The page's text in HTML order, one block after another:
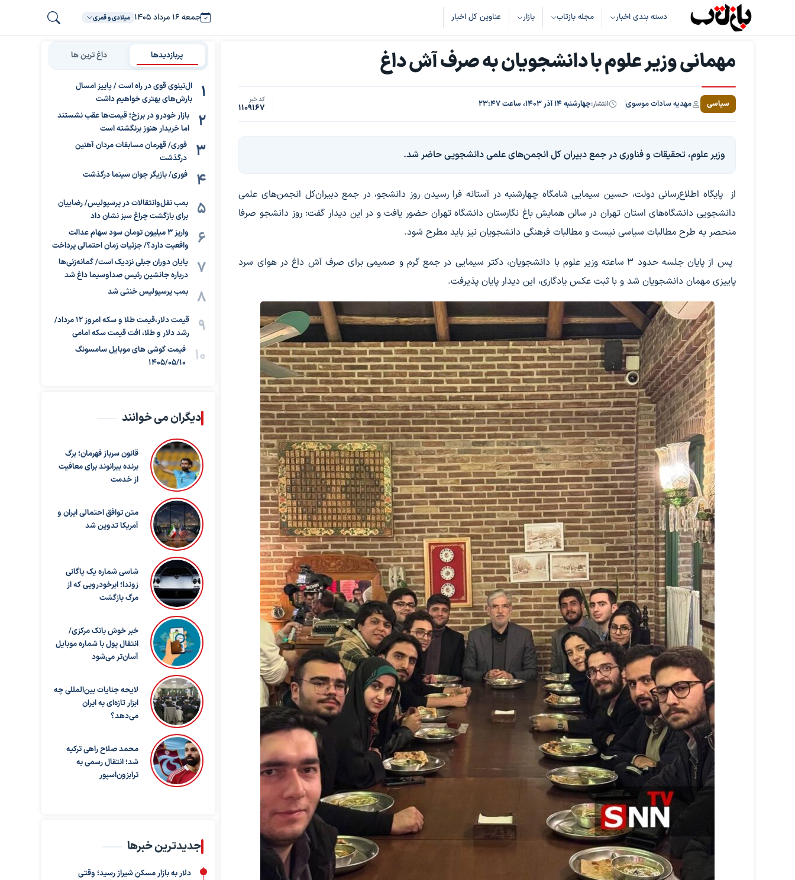
دسته بندی اخبار مجله بازتاب بازار عناوین کل اخبار جمعه ۱۶ مرداد ۱۴۰۵ میلادی و قمری
مهمانی وزیر علوم با دانشجویان به صرف آش داغ
سیاسی مهدیه سادات موسوی انتشار:چهارشنبه ۱۴ آذر ۱۴۰۳، ساعت ۲۳:۴۷ کد خبر
1109167
وزیر علوم، تحقیقات و فناوری در جمع دبیران کل انجمن‌های علمی دانشجویی حاضر شد.
از پایگاه اطلاع‌رسانی دولت، حسین سیمایی شامگاه چهارشنبه در آستانه فرا رسیدن روز دانشجو، در جمع دبیران‌کل انجمن‌های علمی
دانشجویی دانشگاه‌های استان تهران در سالن همایش باغ نگارستان دانشگاه تهران حضور یافت و در این دیدار گفت: روز دانشجو صرفا
منحصر به طرح مطالبات سیاسی نیست و مطالبات فرهنگی دانشجویان نیز باید مطرح شود.
پس از پایان جلسه حدود ۳ ساعته وزیر علوم با دانشجویان، دکتر سیمایی در جمع گرم و صمیمی برای صرف آش داغ در هوای سرد
پاییزی مهمان دانشجویان شد و با ثبت عکس یادگاری، این دیدار پایان پذیرفت.
پربازدیدها داغ ترین ها
ال‌نینوی قوی در راه است / پاییز امسال
بارش‌های بهتری خواهیم داشت
بازار خودرو در برزخ؛ قیمت‌ها عقب نشستند
اما خریدار هنوز برنگشته است
فوری/ قهرمان مسابقات مردان آهنین
درگذشت
فوری/ بازیگر جوان سینما درگذشت
بمب نقل‌وانتقالات در پرسپولیس/ رضاییان
برای بازگشت چراغ سبز نشان داد
واریز ۳ میلیون تومان سود سهام عدالت
واقعیت دارد؟/ جزئیات زمان احتمالی پرداخت
پایان دوران جبلی نزدیک است/ گمانه‌زنی‌ها
درباره جانشین رئیس صداوسیما داغ شد
بمب پرسپولیس خنثی شد
قیمت دلار،قیمت طلا و سکه امروز ۱۲ مرداد/
رشد دلار و طلا، افت قیمت سکه امامی
قیمت گوشی های موبایل سامسونگ
1405/05/10
دیگران می خوانند
قانون سرباز قهرمان؛ برگ
برنده بیرانوند برای معافیت
از خدمت
متن توافق احتمالی ایران و
آمریکا تدوین شد
شاسی شماره یک پاگانی
زوندا؛ ابرخودرویی که از
مرگ بازگشت
خبر خوش بانک مرکزی/
انتقال پول با شماره موبایل
آسان‌تر می‌شود
لایحه جنایات بین‌المللی چه
ابزار تازه‌ای به ایران
می‌دهد؟
محمد صلاح راهی ترکیه
شد؛ انتقال رسمی به
ترابزون‌اسپور
جدیدترین خبرها
دلار به بازار مسکن شیراز رسید؛ وقتی